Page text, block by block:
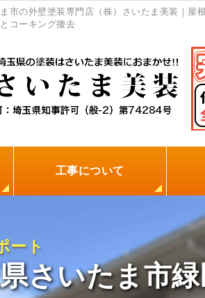
市の外壁塗装専門店（株）さいたま美装｜屋
コーキング撤去
工事について
地
ート
さいたま市